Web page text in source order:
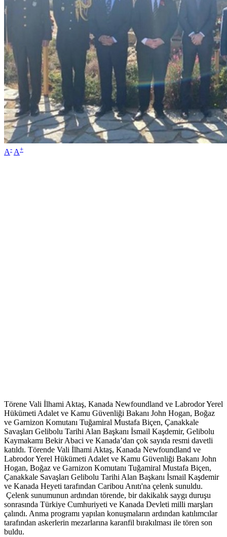
A- A+
Törene Vali İlhami Aktaş, Kanada Newfoundland ve Labrodor Yerel
Hükümeti Adalet ve Kamu Güvenliği Bakanı John Hogan, Boğaz
ve Garnizon Komutanı Tuğamiral Mustafa Biçen, Çanakkale
Savaşları Gelibolu Tarihi Alan Başkanı İsmail Kaşdemir, Gelibolu
Kaymakamı Bekir Abaci ve Kanada’dan çok sayıda resmi davetli
katıldı. Törende Vali İlhami Aktaş, Kanada Newfoundland ve
Labrodor Yerel Hükümeti Adalet ve Kamu Güvenliği Bakanı John
Hogan, Boğaz ve Garnizon Komutanı Tuğamiral Mustafa Biçen,
Çanakkale Savaşları Gelibolu Tarihi Alan Başkanı İsmail Kaşdemir
ve Kanada Heyeti tarafından Caribou Anıtı'na çelenk sunuldu.
Çelenk sunumunun ardından törende, bir dakikalık saygı duruşu
sonrasında Türkiye Cumhuriyeti ve Kanada Devleti milli marşları
çalındı. Anma programı yapılan konuşmaların ardından katılımcılar
tarafından askerlerin mezarlarına karanfil bırakılması ile tören son
buldu.